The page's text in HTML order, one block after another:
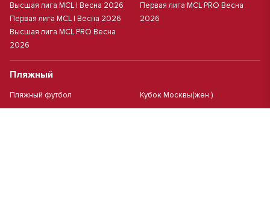
Высшая лига MCL | Весна 2026
Первая лига MCL | Весна 2026
Высшая лига MCL PRO Весна
2026
Первая лига MCL PRO Весна
2026
Пляжный
Пляжный футбол Кубок Москвы(жен.)